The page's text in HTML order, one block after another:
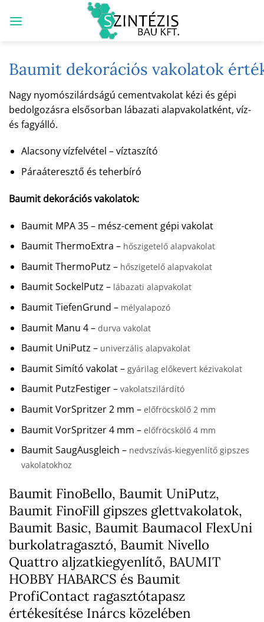
Baumit dekorációs vakolatok
Nagy nyomószilárdságú cementvakolat kézi és gépi
bedolgozásra elsősorban lábazati alapvakolatként, víz-
és fagyálló.
Alacsony vízfelvétel – víztaszító
Páraáteresztő és teherbíró
Baumit dekorációs vakolatok:
Baumit MPA 35 – mész-cement gépi vakolat
Baumit ThermoExtra – hőszigetelő alapvakolat
Baumit ThermoPutz – hőszigetelő alapvakolat
Baumit SockelPutz – lábazati alapvakolat
Baumit TiefenGrund – mélyalapozó
Baumit Manu 4 – durva vakolat
Baumit UniPutz – univerzális alapvakolat
Baumit Simító vakolat – gyárilag előkevert kézivakolat
Baumit PutzFestiger – vakolatszilárdító
Baumit VorSpritzer 2 mm – előfröcskölő 2 mm
Baumit VorSpritzer 4 mm – előfröcskölő 4 mm
Baumit SaugAusgleich – nedvszívás-kiegyenlítő gipszes
vakolatokhoz
Baumit FinoBello, Baumit UniPutz,
Baumit FinoFill gipszes glettvakolatok,
Baumit Basic, Baumit Baumacol FlexUni
burkolatragasztó, Baumit Nivello
Quattro aljzatkiegyenlítő, BAUMIT
HOBBY HABARCS és Baumit
ProfiContact ragasztótapasz
értékesítése Inárcs közelében